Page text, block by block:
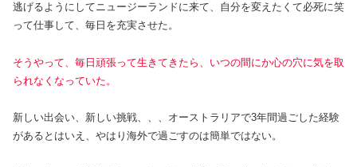
逃げるようにしてニュージーランドに来て、自分を変えたくて必死に笑
って仕事して、毎日を充実させた。
そうやって、毎日頑張って生きてきたら、いつの間にか心の穴に気を取
られなくなっていた。
新しい出会い、新しい挑戦、、、オーストラリアで3年間過ごした経験
があるとはいえ、やはり海外で過ごすのは簡単ではない。